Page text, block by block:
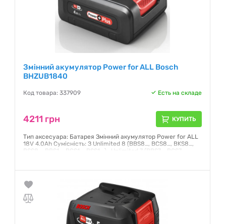
Змінний акумулятор Power for ALL Bosch
BHZUB1840
Код товара: 337909 Есть на складе
4211 грн КУПИТЬ
Тип аксесуара: Батарея Змінний акумулятор Power for ALL
18V 4.0Ah Сумісність: З Unlimited 8 (BBS8…, BCS8…, BKS8…,
BSS8…, BBS1…, BCS1…, BSS1...) , Unlimited 7 (BBS7…, BCS7…,
Гарантия: